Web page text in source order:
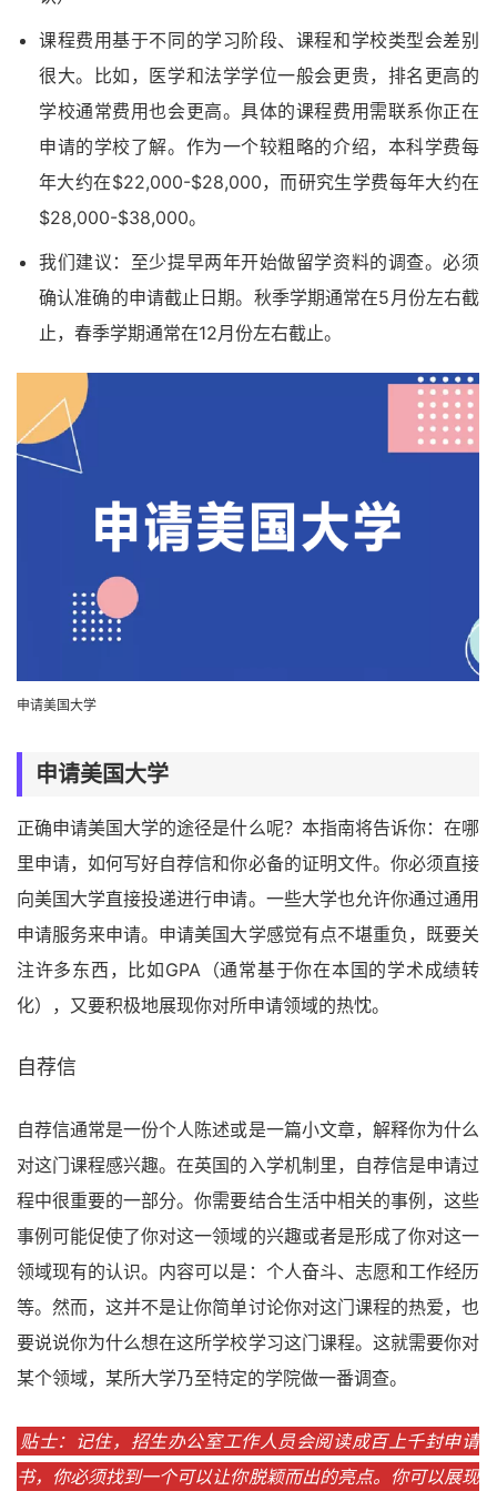
课程费用基于不同的学习阶段、课程和学校类型会差别
很大。比如，医学和法学学位一般会更贵，排名更高的
学校通常费用也会更高。具体的课程费用需联系你正在
申请的学校了解。作为一个较粗略的介绍，本科学费每
年大约在$22,000-$28,000，而研究生学费每年大约在
$28,000-$38,000。
我们建议：至少提早两年开始做留学资料的调查。必须
确认准确的申请截止日期。秋季学期通常在5月份左右截
止，春季学期通常在12月份左右截止。
申请美国大学
申请美国大学
正确申请美国大学的途径是什么呢？本指南将告诉你：在哪
里申请，如何写好自荐信和你必备的证明文件。你必须直接
向美国大学直接投递进行申请。一些大学也允许你通过通用
申请服务来申请。申请美国大学感觉有点不堪重负，既要关
注许多东西，比如GPA（通常基于你在本国的学术成绩转
化），又要积极地展现你对所申请领域的热忱。
自荐信
自荐信通常是一份个人陈述或是一篇小文章，解释你为什么
对这门课程感兴趣。在英国的入学机制里，自荐信是申请过
程中很重要的一部分。你需要结合生活中相关的事例，这些
事例可能促使了你对这一领域的兴趣或者是形成了你对这一
领域现有的认识。内容可以是：个人奋斗、志愿和工作经历
等。然而，这并不是让你简单讨论你对这门课程的热爱，也
要说说你为什么想在这所学校学习这门课程。这就需要你对
某个领域，某所大学乃至特定的学院做一番调查。
贴士：记住，招生办公室工作人员会阅读成百上千封申请
书，你必须找到一个可以让你脱颖而出的亮点。你可以展现